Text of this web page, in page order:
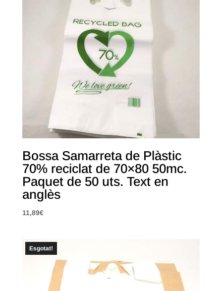
Bossa Samarreta de Plàstic
70% reciclat de 70×80 50mc.
Paquet de 50 uts. Text en
anglès
11,89€
Esgotat!